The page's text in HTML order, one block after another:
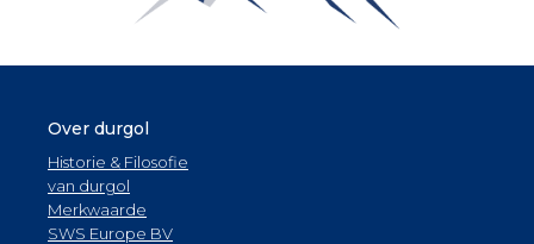
Over durgol
Historie & Filosofie
van durgol
Merkwaarde
SWS Europe BV